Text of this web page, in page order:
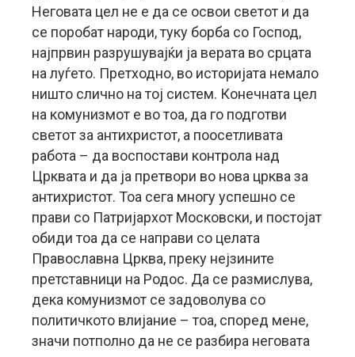
Неговата цел не е да се освои светот и да
се поробат народи, туку борба со Господ,
најпрвин разрушувајќи ја верата во срцата
на луѓето. Претходно, во историјата немало
ништо слично на тој систем. Конечната цел
на комунизмот е во тоа, да го подготви
светот за антихристот, а поосетливата
работа – да воспостави контрола над
Црквата и да ја претвори во нова црква за
антихристот. Тоа сега многу успешно се
прави со Патријархот Московски, и постојат
обиди тоа да се направи со целата
Православна Црква, преку нејзините
претставници на Родос. Да се размислува,
дека комунизмот се задоволува со
политичкото влијание – тоа, според мене,
значи потполно да не се разбира неговата